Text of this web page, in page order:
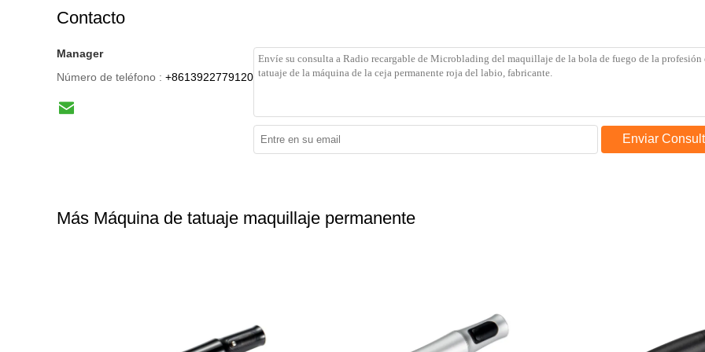
Contacto
Manager
Número de teléfono : +8613922779120
Enviar
Más Máquina de tatuaje maquillaje permanente